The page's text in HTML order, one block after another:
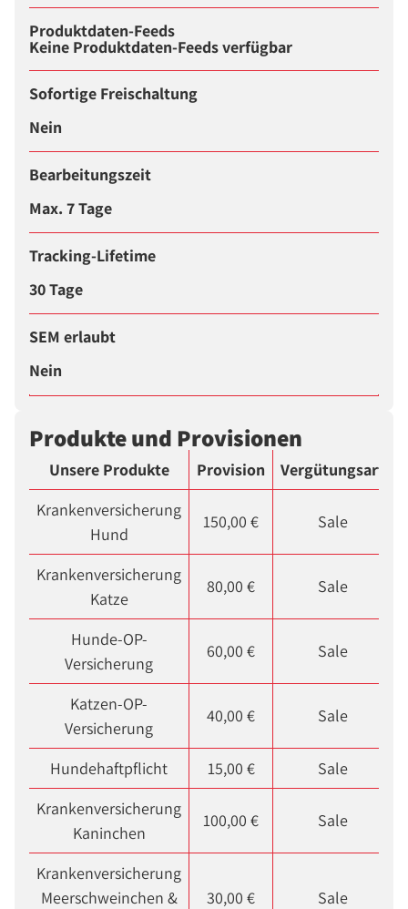
Produktdaten-Feeds
Keine Produktdaten-Feeds verfügbar
Sofortige Freischaltung
Nein
Bearbeitungszeit
Max. 7 Tage
Tracking-Lifetime
30 Tage
SEM erlaubt
Nein
Produkte und Provisionen
Unsere Produkte Provision Vergütungsart
Krankenversicherung
Hund
150,00 € Sale
Krankenversicherung
Katze
80,00 € Sale
Hunde-OP-
Versicherung
60,00 € Sale
Katzen-OP-
Versicherung
40,00 € Sale
Hundehaftpflicht 15,00 €
Sale
Krankenversicherung
Kaninchen
100,00 € Sale
Krankenversicherung
Meerschweinchen &
30,00 € Sale